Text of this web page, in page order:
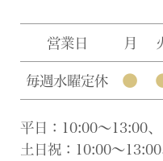
営業日 月
毎週水曜定休 ●
平日：10:00〜13:00
土日祝：10:00〜